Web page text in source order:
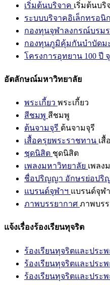
เริ่มต้นบริจาค เริ่มต้นบริ
ระบบบริจาคอิเล็กทรอนิ
กองทุนจุฬาลงกรณ์บรม
กองทุนภูมิคุ้มกันบำบัดมะ
โครงการอุทยาน 100 ปี
อัตลักษณ์มหาวิทยาลัย
พระเกี้ยว พระเกี้ยว
สีชมพู สีชมพู
ต้นจามจุรี ต้นจามจุรี
เสื้อครุยพระราชทาน เสื้
ชุดนิสิต ชุดนิสิต
เพลงมหาวิทยาลัย เพลง
ชื่อปริญญา อักษรย่อปริ
แบรนด์จุฬาฯ แบรนด์จุฬ
ภาพบรรยากาศ ภาพบร
แจ้งเรื่องร้องเรียนทุจริต
ร้องเรียนทุจริตและประ
ร้องเรียนทุจริตและประ
ร้องเรียนทุจริตและประ